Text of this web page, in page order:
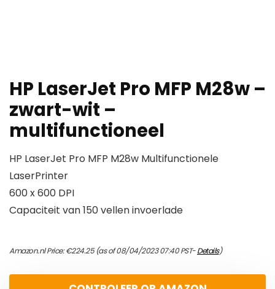
HP LaserJet Pro MFP M28w –
zwart-wit –
multifunctioneel
HP LaserJet Pro MFP M28w Multifunctionele
LaserPrinter
600 x 600 DPI
Capaciteit van 150 vellen invoerlade
Amazon.nl Price:€224.25(as of 08/04/2023 07:40 PST-Details)